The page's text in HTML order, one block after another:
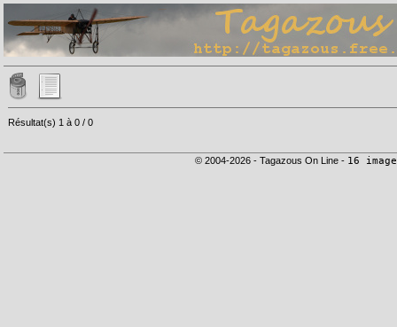
Résultat(s) 1 à 0 / 0
© 2004-2026 - Tagazous On Line - 16